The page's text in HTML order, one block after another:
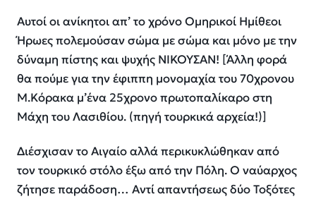
Αυτοί οι ανίκητοι απ’ το χρόνο Ομηρικοί Ημίθεοι
Ήρωες πολεμούσαν σώμα με σώμα και μόνο με την
δύναμη πίστης και ψυχής ΝΙΚΟΎΣΑΝ! [Άλλη φορά
θα πούμε για την έφιππη μονομαχία του 70χρονου
Μ.Κόρακα μ’ένα 25χρονο πρωτοπαλίκαρο στη
Μάχη του Λασιθίου. (πηγή τουρκικά αρχεία!)]
Διέσχισαν το Αιγαίο αλλά περικυκλώθηκαν από
τον τουρκικό στόλο έξω από την Πόλη. Ο ναύαρχος
ζήτησε παράδοση… Αντί απαντήσεως δύο Τοξότες